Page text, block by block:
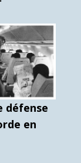
défense
en